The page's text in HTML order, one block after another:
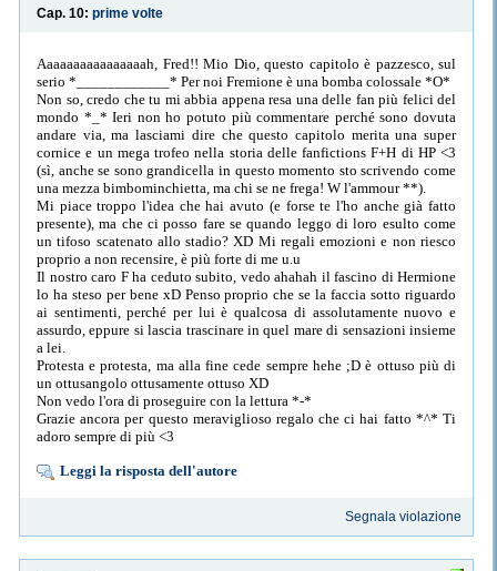
Cap. 10: prime volte
Aaaaaaaaaaaaaaaah, Fred!! Mio Dio, questo capitolo è pazzesco, sul
serio *____________* Per noi Fremione è una bomba colossale *O*
Non so, credo che tu mi abbia appena resa una delle fan più felici del
mondo *_* Ieri non ho potuto più commentare perché sono dovuta
andare via, ma lasciami dire che questo capitolo merita una super
cornice e un mega trofeo nella storia delle fanfictions F+H di HP <3
(sì, anche se sono grandicella in questo momento sto scrivendo come
una mezza bimbominchietta, ma chi se ne frega! W l'ammour **).
Mi piace troppo l'idea che hai avuto (e forse te l'ho anche già fatto
presente), ma che ci posso fare se quando leggo di loro esulto come
un tifoso scatenato allo stadio? XD Mi regali emozioni e non riesco
proprio a non recensire, è più forte di me u.u
Il nostro caro F ha ceduto subito, vedo ahahah il fascino di Hermione
lo ha steso per bene xD Penso proprio che se la faccia sotto riguardo
ai sentimenti, perché per lui è qualcosa di assolutamente nuovo e
assurdo, eppure si lascia trascinare in quel mare di sensazioni insieme
a lei.
Protesta e protesta, ma alla fine cede sempre hehe ;D è ottuso più di
un ottusangolo ottusamente ottuso XD
Non vedo l'ora di proseguire con la lettura *-*
Grazie ancora per questo meraviglioso regalo che ci hai fatto *^* Ti
adoro sempre di più <3
Leggi la risposta dell'autore
Segnala violazione